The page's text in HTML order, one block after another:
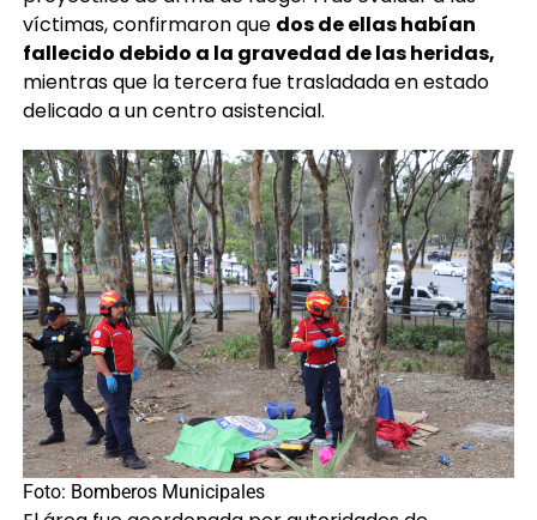
víctimas, confirmaron que dos de ellas habían
fallecido debido a la gravedad de las heridas,
mientras que la tercera fue trasladada en estado
delicado a un centro asistencial.
Foto: Bomberos Municipales